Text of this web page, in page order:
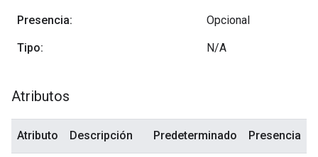
Presencia: Opcional
Tipo: N/A
Atributos
Atributo Descripción Predeterminado Presencia